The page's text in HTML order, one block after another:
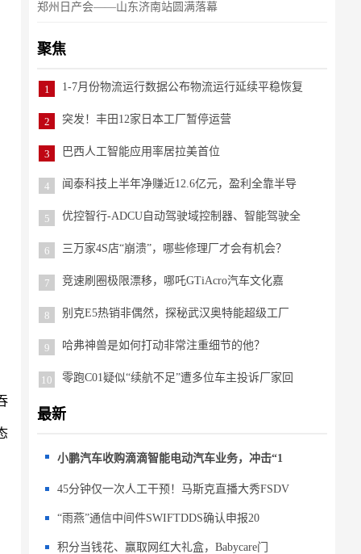
郑州日产会——山东济南站圆满落幕
聚焦
1 1-7月份物流运行数据公布物流运行延续平稳恢复
2 突发！丰田12家日本工厂暂停运营
3 巴西人工智能应用率居拉美首位
4 闻泰科技上半年净赚近12.6亿元，盈利全靠半导
5 优控智行-ADCU自动驾驶域控制器、智能驾驶全
6 三万家4S店“崩溃”，哪些修理厂才会有机会？
7 竞速刷圈极限漂移，哪吒GTiAcro汽车文化嘉
8 别克E5热销非偶然，探秘武汉奥特能超级工厂
9 哈弗神兽是如何打动非常注重细节的他？
10 零跑C01疑似“续航不足”遭多位车主投诉厂家回
最新
小鹏汽车收购滴滴智能电动汽车业务，冲击“1
45分钟仅一次人工干预！马斯克直播大秀FSDV
“雨燕”通信中间件SWIFTDDS确认申报20
积分当钱花、赢取网红大礼盒，Babycare门